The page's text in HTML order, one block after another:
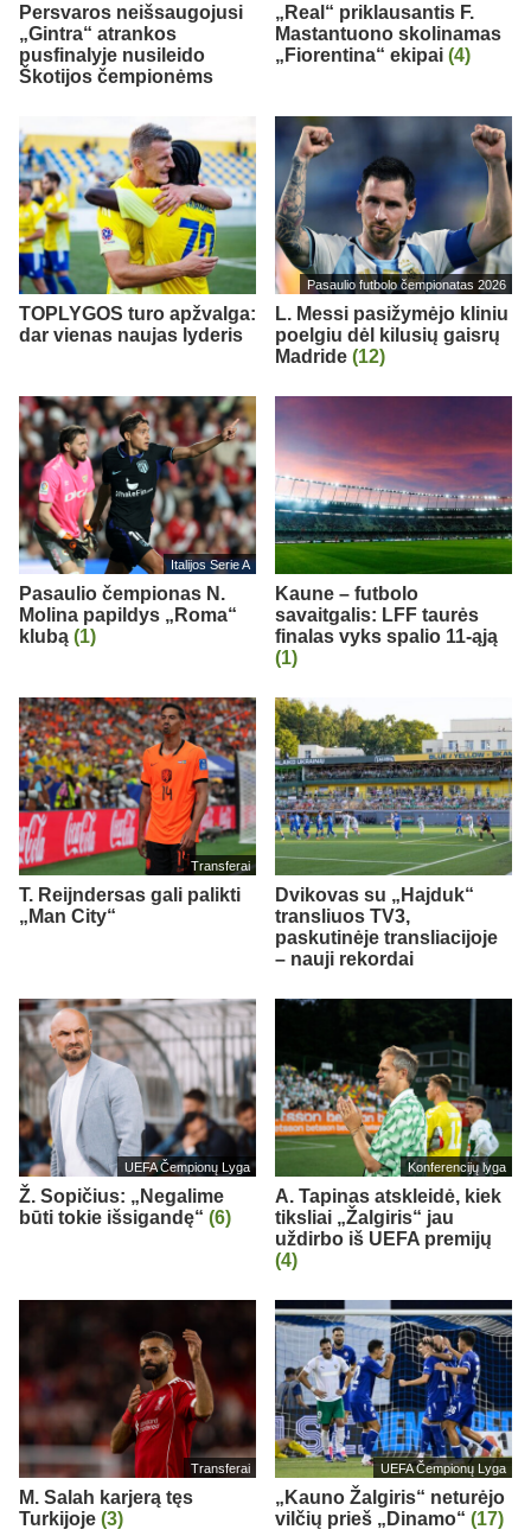
Persvaros neišsaugojusi
„Gintra“ atrankos
pusfinalyje nusileido
Škotijos čempionėms
„Real“ priklausantis F.
Mastantuono skolinamas
„Fiorentina“ ekipai (4)
TOPLYGOS turo apžvalga:
dar vienas naujas lyderis
Pasaulio futbolo čempionatas 2026
L. Messi pasižymėjo kliniu
poelgiu dėl kilusių gaisrų
Madride (12)
Italijos Serie A
Pasaulio čempionas N.
Molina papildys „Roma“
klubą (1)
Kaune – futbolo
savaitgalis: LFF taurės
finalas vyks spalio 11-ąją
(1)
Transferai
T. Reijndersas gali palikti
„Man City“
Dvikovas su „Hajduk“
transliuos TV3,
paskutinėje transliacijoje
– nauji rekordai
UEFA Čempionų Lyga
Ž. Sopičius: „Negalime
būti tokie išsigandę“ (6)
Konferencijų lyga
A. Tapinas atskleidė, kiek
tiksliai „Žalgiris“ jau
uždirbo iš UEFA premijų
(4)
Transferai
M. Salah karjerą tęs
Turkijoje (3)
UEFA Čempionų Lyga
„Kauno Žalgiris“ neturėjo
vilčių prieš „Dinamo“ (17)